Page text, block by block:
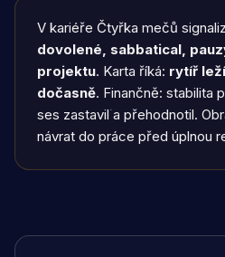
V kariéře Čtyřka mečů
dovolené, sabbatical,
projektu. Karta říká: rytíř
dočasně. Finančně: stabilita
ses zastavil a přehodnotil.
návrat do práce před úplnou